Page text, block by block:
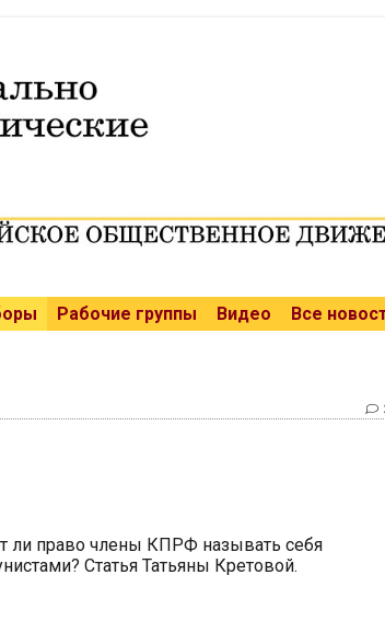
Рабочие группы Видео Все
ли право члены КПРФ называть себя
Статья Татьяны Кретовой.